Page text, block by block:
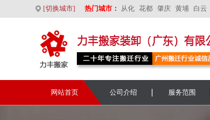
[切换城市] 热门城市： 从化 花都 肇庆 黄埔 白云
网站首页 公司介绍 服务范围